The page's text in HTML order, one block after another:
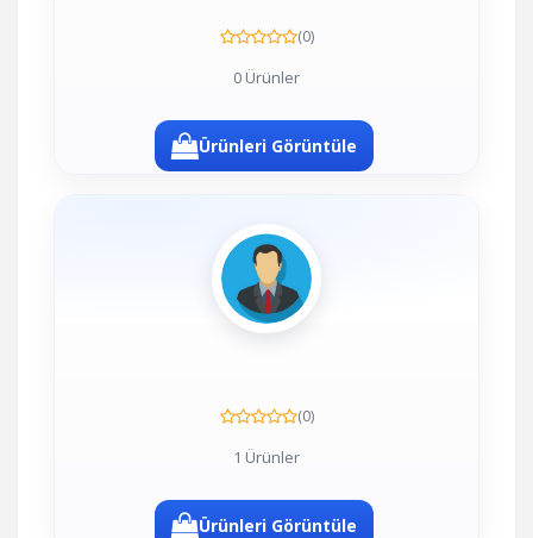
(0)
0 Ürünler
Ürünleri Görüntüle
(0)
1 Ürünler
Ürünleri Görüntüle